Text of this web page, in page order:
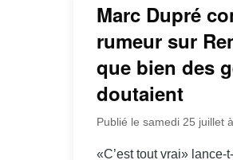
Marc Dupré
rumeur sur
que bien des
doutaient
Publié le samedi 25 juillet
«C’est tout vrai» lance-t-